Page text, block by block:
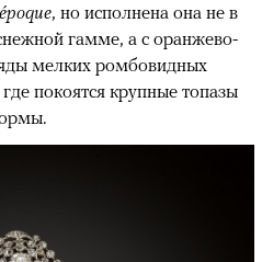
, но исполнена она не в
гамме, а с оранжево-
мелких ромбовидных
покоятся крупные топазы